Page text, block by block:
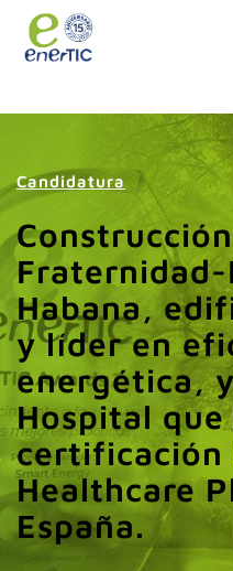
Candidatura
Fraternidad-
Habana,
y líder en
energética,
Hospital
certificación
Healthcare
España.